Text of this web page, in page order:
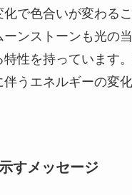
化で色合いが変わる
ーンストーンも光の
特性を持っています
うエネルギーの変
すメッセージ